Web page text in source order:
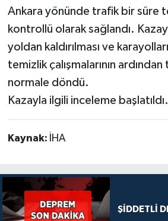
Ankara yönünde trafik bir süre
kontrollü olarak sağlandı.
yoldan kaldırılması ve
temizlik çalışmalarının ardından
normale döndü.
Kazayla ilgili inceleme başlatıldı.
Kaynak: İHA
ŞİDDETLİ